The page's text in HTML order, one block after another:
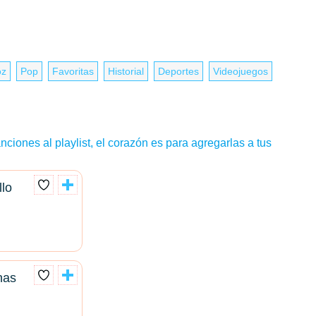
Pop Favoritas Historial Deportes Videojuegos
al playlist, el corazón es para agregarlas a tus